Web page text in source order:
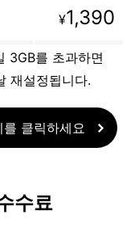
¥1,390
3GB를 초과하면
재설정됩니다.
클릭하세요
수료